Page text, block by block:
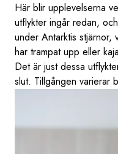
Här blir upplevelserna
utflykter ingår redan,
under Antarktis stjärnor,
har trampat upp eller
Det är just dessa
slut. Tillgången varierar